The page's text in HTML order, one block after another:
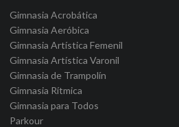
Gimnasia Acrobática
Gimnasia Aeróbica
Gimnasia Artística Femenil
Gimnasia Artística Varonil
Gimnasia de Trampolín
Gimnasia Rítmica
Gimnasia para Todos
Parkour